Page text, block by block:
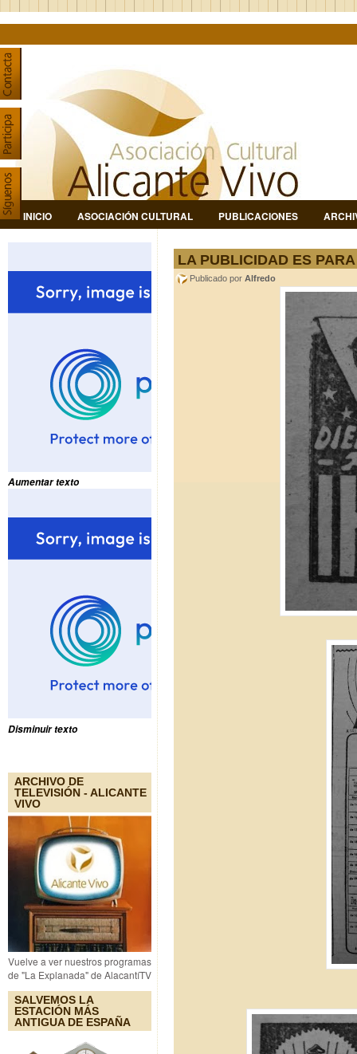
INICIO ASOCIACIÓN CULTURAL PUBLICACIONES
Aumentar texto
Disminuir texto
ARCHIVO DE
TELEVISIÓN - ALICANTE
VIVO
Vuelve a ver nuestros programas
de "La Explanada" de AlacantíTV
SALVEMOS LA
ESTACIÓN MÁS
ANTIGUA DE ESPAÑA
LA PUBLICIDAD ES
Publicado por Alfredo